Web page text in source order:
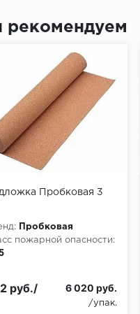
рекомендуем
Пробковая 3
Пробковая
пожарной опасности:
руб./
6 020 руб.
/упак.